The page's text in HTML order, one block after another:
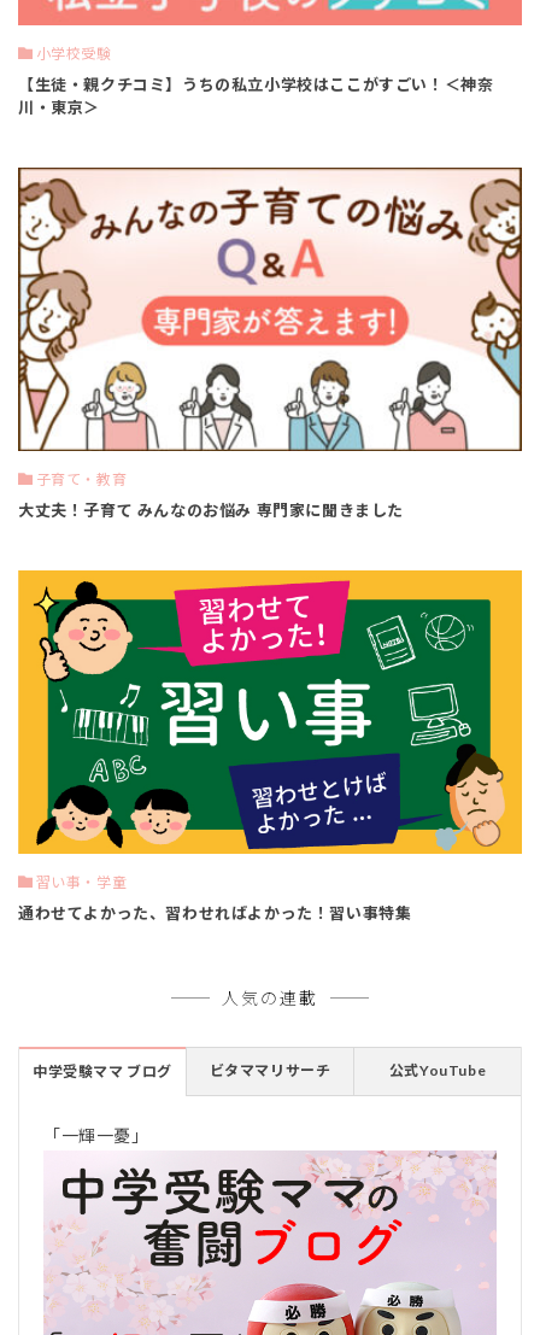
小学校受験
【生徒・親クチコミ】うちの私立小学校はここがすごい！＜神奈
川・東京＞
子育て・教育
大丈夫！子育て みんなのお悩み 専門家に聞きました
習い事・学童
通わせてよかった、習わせればよかった！習い事特集
人気の連載
中学受験ママ ブログ ビタママリサーチ 公式YouTube
「一輝一憂」